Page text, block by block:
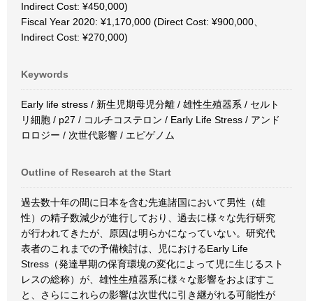
Indirect Cost: ¥450,000)
Fiscal Year 2020: ¥1,170,000 (Direct Cost: ¥900,000、
Indirect Cost: ¥270,000)
Keywords
Early life stress / 新生児期母児分離 / 雄性生殖器系 / セルト
リ細胞 / p27 / コルチコステロン / Early Life Stress / アンド
ロロジー / 次世代影響 / エピゲノム
Outline of Research at the Start
過去数十年の間に日本を含む先進諸国において男性（雄
性）の精子数減少が進行しており、過去に様々な先行研究
が行われてきたが、原因は明らかになっていない。研究代
表者のこれまでの予備検討は、児におけるEarly Life
Stress（発達早期の保育環境の変化によって児に生じるスト
レスの総称）が、雄性生殖器系に様々な影響をおよぼすこ
と、さらにこれらの影響は次世代に引き継がれる可能性が